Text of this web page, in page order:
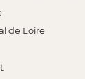
de Loire